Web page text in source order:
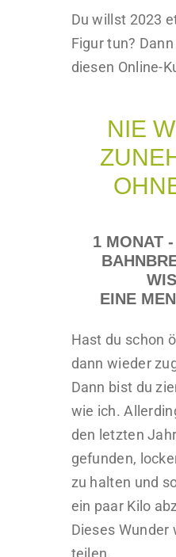
Du willst 2023
Figur tun?
diesen Online-
NIE
1 MONAT
EINE
Hast du schon
dann wieder
Dann bist du
wie ich.
den letzten
gefunden,
zu halten und
ein paar Kilo
Dieses Wunder
teilen.